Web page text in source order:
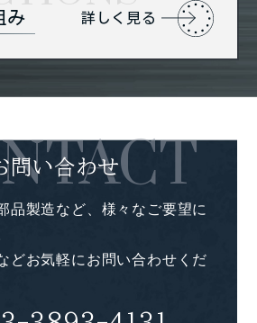
み 詳しく見る
問い合わせ
品製造など、様々なご要望に
どお気軽にお問い合わせくだ